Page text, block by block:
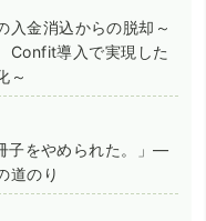
入金消込からの脱却～
Confit導入で実現した
～
子をやめられた。」―
道のり